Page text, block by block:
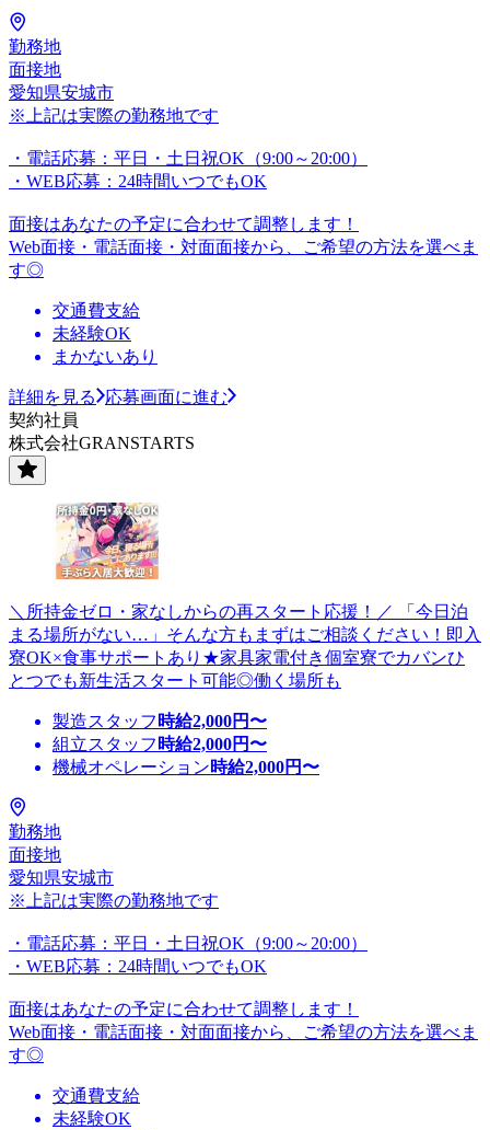
勤務地
面接地
愛知県安城市
※上記は実際の勤務地です
・電話応募：平日・土日祝OK（9:00～20:00）
・WEB応募：24時間いつでもOK
面接はあなたの予定に合わせて調整します！
Web面接・電話面接・対面面接から、ご希望の方法を選べま
す◎
交通費支給
未経験OK
まかないあり
詳細を見る
応募画面に進む
契約社員
株式会社GRANSTARTS
＼所持金ゼロ・家なしからの再スタート応援！／ 「今日泊
まる場所がない…」そんな方もまずはご相談ください！即入
寮OK×食事サポートあり★家具家電付き個室寮でカバンひ
とつでも新生活スタート可能◎働く場所も
製造スタッフ 時給2,000円〜
組立スタッフ 時給2,000円〜
機械オペレーション時給2,000円〜
勤務地
面接地
愛知県安城市
※上記は実際の勤務地です
・電話応募：平日・土日祝OK（9:00～20:00）
・WEB応募：24時間いつでもOK
面接はあなたの予定に合わせて調整します！
Web面接・電話面接・対面面接から、ご希望の方法を選べま
す◎
交通費支給
未経験OK